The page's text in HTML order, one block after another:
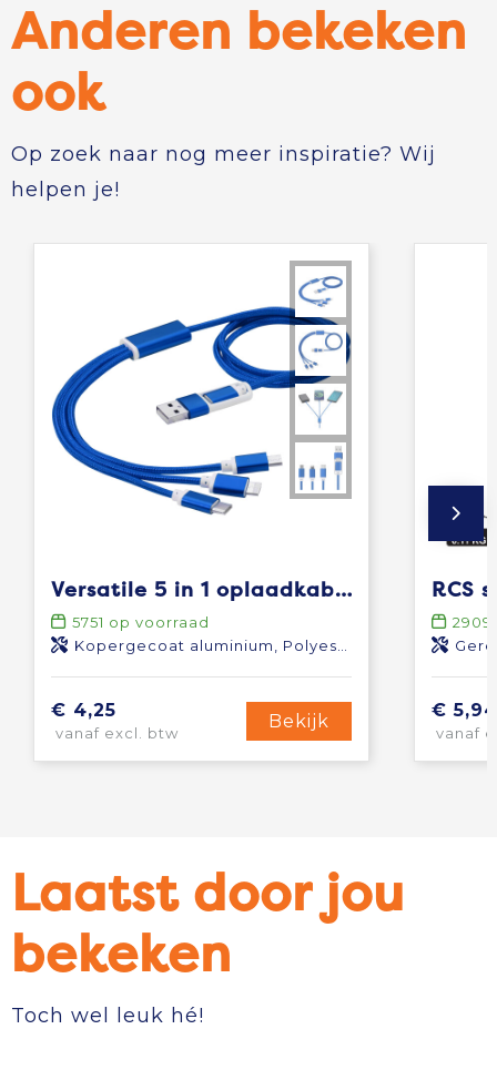
Anderen bekeken
ook
Op zoek naar nog meer inspiratie? Wij
helpen je!
Versatile 5 in 1 oplaadkabel
5751 op voorraad
Kopergecoat aluminium, Polyester
€ 4,25
vanaf excl. btw
Bekijk
2909
€ 5,94
vanaf
Laatst door jou
bekeken
Toch wel leuk hé!